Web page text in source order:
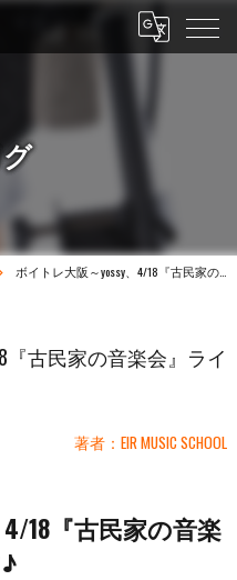
ボイトレ大阪～yossy、4/18『古民家の音楽会』ライブ出演します♪
『古民家の音楽会』ライ
著者：EIR MUSIC SCHOOL
18『古民家の音楽